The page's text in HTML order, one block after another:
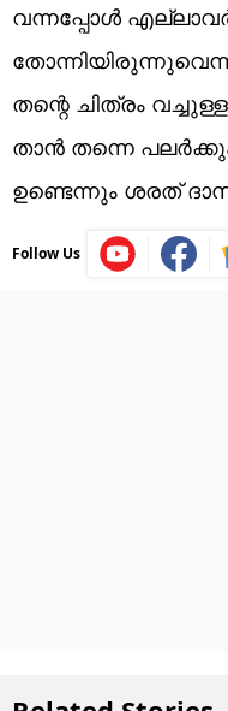
വന്നപ്പോൾ
തന്റെ ചിത്രം
താൻ തന്നെ
ഉണ്ടെന്നും ശരത്
Follow Us